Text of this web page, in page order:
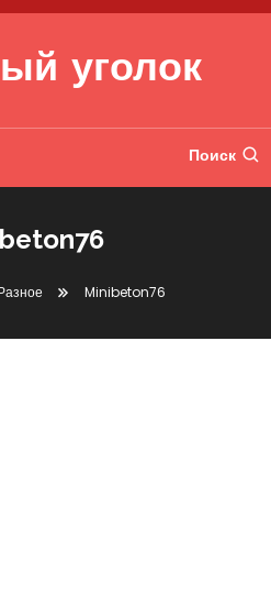
уголок
Поиск
Minibeton76